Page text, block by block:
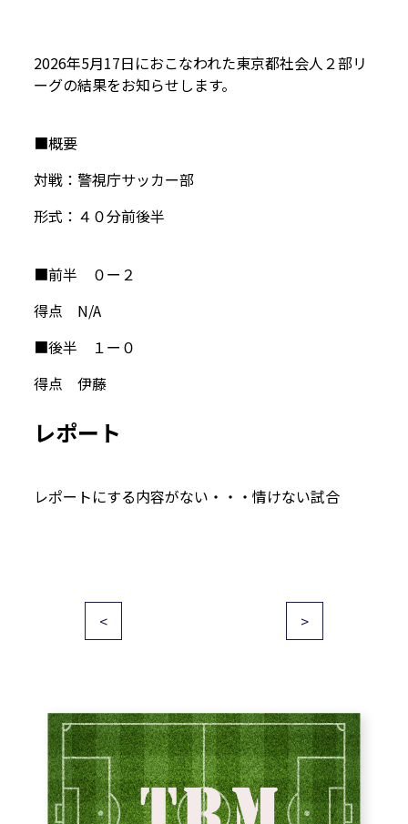
2026年5月17日におこなわれた東京都社会人２部リ
ーグの結果をお知らせします。
■概要
対戦：警視庁サッカー部
形式：４０分前後半
■前半 ０ー２
得点 N/A
■後半 １ー０
得点 伊藤
レポート
レポートにする内容がない・・・情けない試合
< >